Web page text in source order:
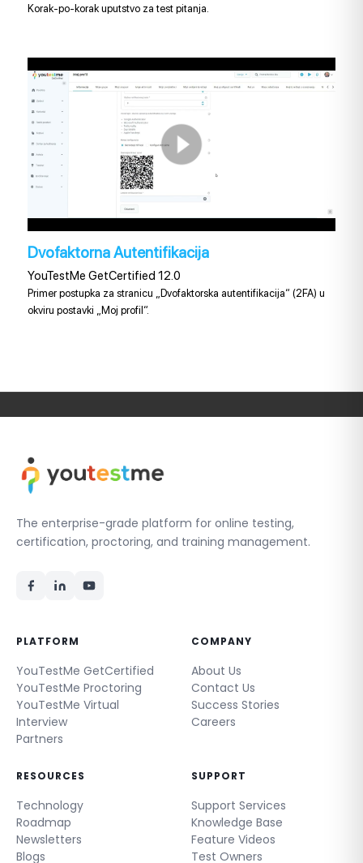
Korak-po-korak uputstvo za test pitanja.
Dvofaktorna Autentifikacija
YouTestMe GetCertified 12.0
Primer postupka za stranicu „Dvofaktorska autentifikacija“ (2FA) u
okviru postavki „Moj profil“.
The enterprise-grade platform for online testing,
certification, proctoring, and training management.
PLATFORM
YouTestMe GetCertified
YouTestMe Proctoring
YouTestMe Virtual
Interview
Partners
COMPANY
About Us
Contact Us
Success Stories
Careers
RESOURCES
Technology
Roadmap
Newsletters
Blogs
SUPPORT
Support Services
Knowledge Base
Feature Videos
Test Owners